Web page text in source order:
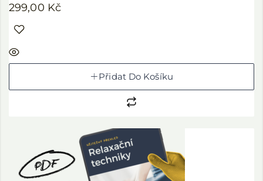
299,00 Kč
Přidat Do Košíku